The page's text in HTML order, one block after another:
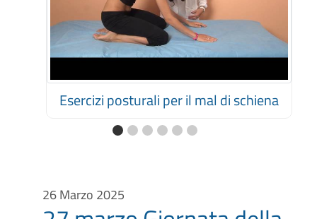
Esercizi posturali per il mal di schiena
26 Marzo 2025